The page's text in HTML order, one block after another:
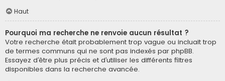
Haut
Pourquoi ma recherche ne renvoie aucun résultat ?
Votre recherche était probablement trop vague ou incluait trop
de termes communs qui ne sont pas indexés par phpBB.
Essayez d’être plus précis et d’utiliser les différents filtres
disponibles dans la recherche avancée.